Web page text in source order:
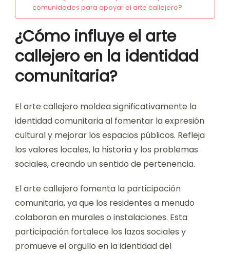
comunidades para apoyar el arte callejero?
¿Cómo influye el arte
callejero en la identidad
comunitaria?
El arte callejero moldea significativamente la
identidad comunitaria al fomentar la expresión
cultural y mejorar los espacios públicos. Refleja
los valores locales, la historia y los problemas
sociales, creando un sentido de pertenencia.
El arte callejero fomenta la participación
comunitaria, ya que los residentes a menudo
colaboran en murales o instalaciones. Esta
participación fortalece los lazos sociales y
promueve el orgullo en la identidad del